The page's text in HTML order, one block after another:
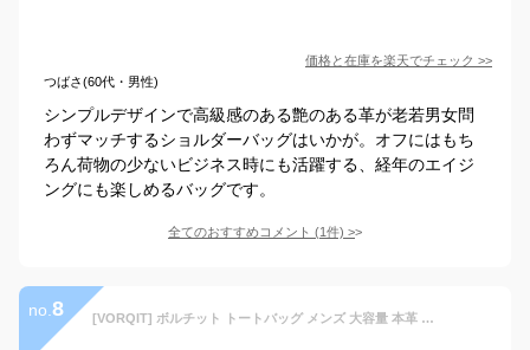
価格と在庫を楽天でチェック >>
つばさ(60代・男性)
シンプルデザインで高級感のある艶のある革が老若男女問
わずマッチするショルダーバッグはいかが。オフにはもち
ろん荷物の少ないビジネス時にも活躍する、経年のエイジ
ングにも楽しめるバッグです。
全てのおすすめコメント (1件) >
no. 8 [VORQIT] ボルチット トートバッグ メンズ 大容量 本革 牛革 ビジネスバッグ 肩掛け 通勤 通学 A4 大きめ シンプル (04.ネイビー)